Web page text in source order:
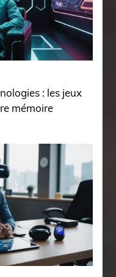
: les jeux
mémoire